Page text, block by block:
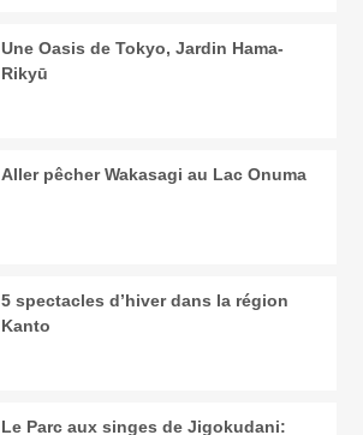
Une Oasis de Tokyo, Jardin Hama-
Rikyū
Aller pêcher Wakasagi au Lac Onuma
5 spectacles d’hiver dans la région
Kanto
Le Parc aux singes de Jigokudani: